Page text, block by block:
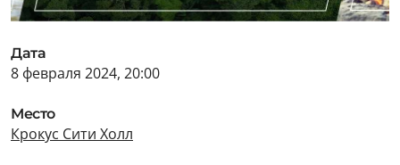
Дата
8 февраля 2024, 20:00
Место
Крокус Сити Холл